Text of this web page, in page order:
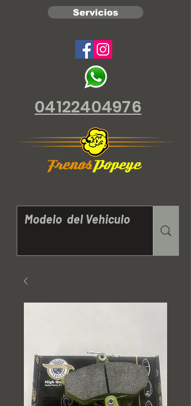
Servicios
04122404976